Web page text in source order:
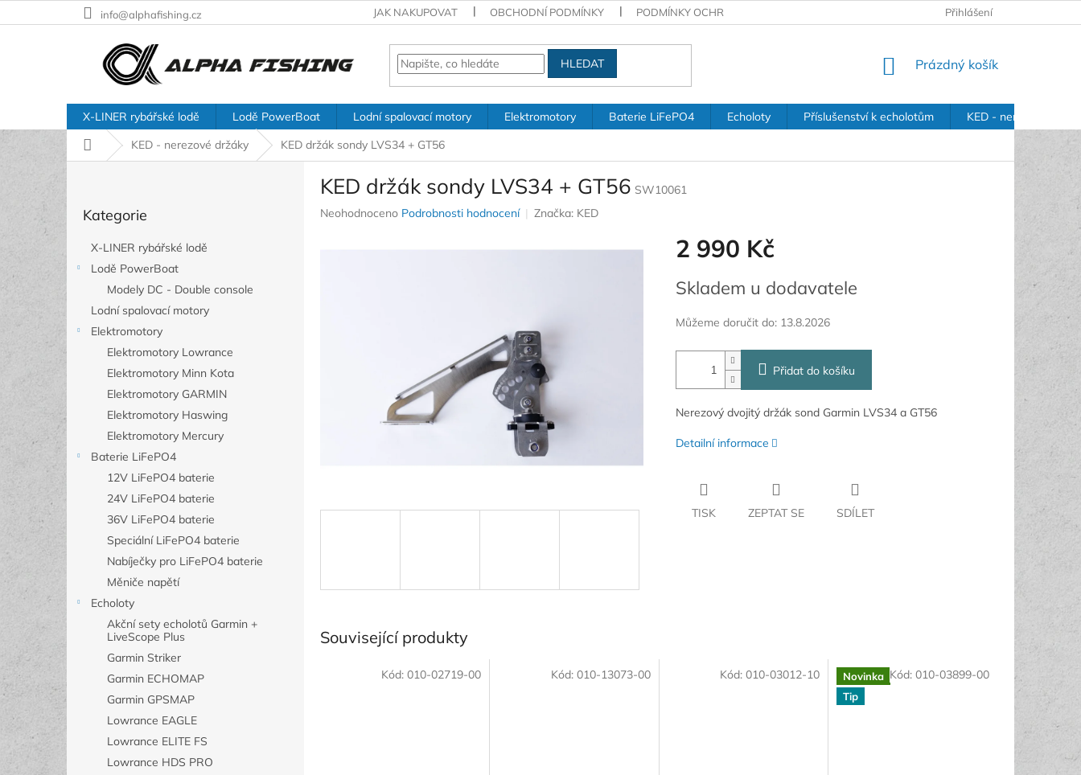
na
info@alphafishing.cz JAK NAKUPOVAT OBCHODNÍ PODMÍNKY PODMÍNKY OCHRANY OSOBNÍCH ÚDAJŮ Přihlášení
HLEDAT
NÁKUPNÍ
Prázdný košík
X-LINER rybářské lodě Lodě PowerBoat Lodní spalovací motory Elektromotory Baterie LiFePO4 Echoloty Příslušenství k echolotům
KED - nerezové
Domů
KED - nerezové držáky KED držák sondy LVS34 + GT56
kategorie
Kategorie
X-LINER rybářské lodě
Lodě PowerBoat
Modely DC - Double console
Lodní spalovací motory
Elektromotory
Elektromotory Lowrance
Elektromotory Minn Kota
Elektromotory GARMIN
Elektromotory Haswing
Elektromotory Mercury
Baterie LiFePO4
12V LiFePO4 baterie
24V LiFePO4 baterie
36V LiFePO4 baterie
Speciální LiFePO4 baterie
Nabíječky pro LiFePO4 baterie
Měniče napětí
Echoloty
Akční sety echolotů Garmin +
LiveScope Plus
Garmin Striker
Garmin ECHOMAP
Garmin GPSMAP
Lowrance EAGLE
Lowrance ELITE FS
Lowrance HDS PRO
KED držák sondy LVS34 + GT56 SW10061
Průměrné
Neohodnoceno Podrobnosti hodnocení Značka: KED
2 990 Kč
cena:
Skladem u dodavatele
Můžeme doručit do: 13.8.2026
Přidat do košíku
Nerezový dvojitý držák sond Garmin LVS34 a GT56
Detailní informace
TISK ZEPTAT SE SDÍLET
Související produkty
Kód: 010-02719-00 Kód: 010-13073-00 Kód:010-03012-10
Novinka
Tip
Kód: 010-03899-00